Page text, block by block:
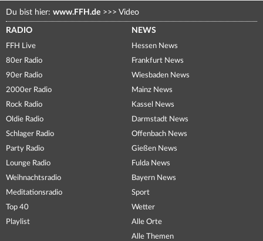
Du bist hier: www.FFH.de >>> Video
RADIO
FFH Live
80er Radio
90er Radio
2000er Radio
Rock Radio
Oldie Radio
Schlager Radio
Party Radio
Lounge Radio
Weihnachtsradio
Meditationsradio
Top 40
Playlist
NEWS
Hessen News
Frankfurt News
Wiesbaden News
Mainz News
Kassel News
Darmstadt News
Offenbach News
Gießen News
Fulda News
Bayern News
Sport
Wetter
Alle Orte
Alle Themen